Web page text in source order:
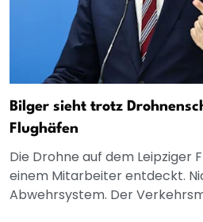
Bilger sieht trotz
Flughäfen
Die Drohne auf dem Leipziger
einem Mitarbeiter entdeckt.
Abwehrsystem. Der